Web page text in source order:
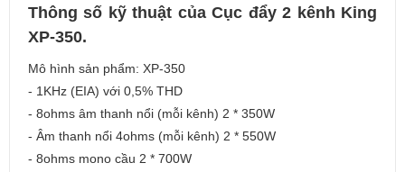
Thông số kỹ thuật của Cục đẩy 2 kênh King
XP-350.
Mô hình sản phẩm: XP-350
- 1KHz (EIA) với 0,5% THD
- 8ohms âm thanh nổi (mỗi kênh) 2 * 350W
- Âm thanh nổi 4ohms (mỗi kênh) 2 * 550W
- 8ohms mono cầu 2 * 700W